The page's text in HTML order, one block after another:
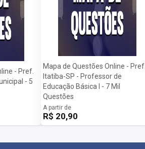
- Pref.
- 5
Mapa de Questões Online - Pref.
Itatiba-SP - Professor de
Educação Básica I - 7 Mil
Questões
A partir de
R$ 20,90